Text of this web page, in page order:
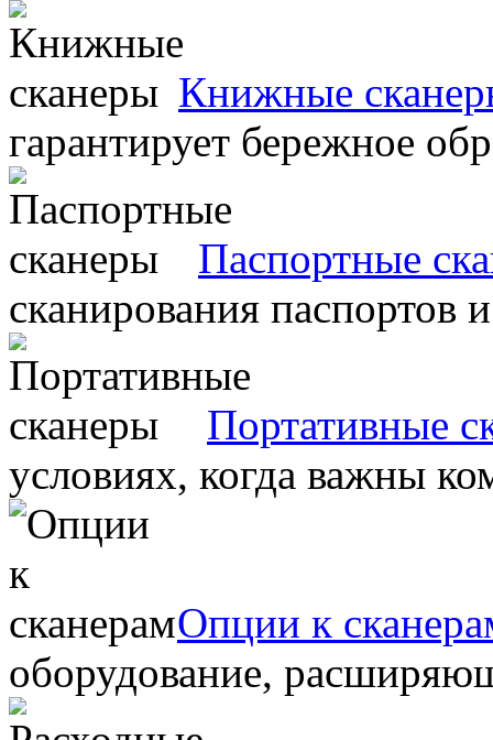
Книжные
гарантирует бережное
Паспортные
сканирования паспортов
Портативные
условиях, когда важны
Опции к
оборудование,